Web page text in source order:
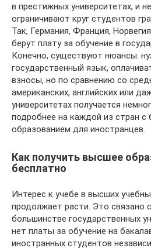
в престижных университетах, и
ограничивают круг студентов
Так, Германия, Франция,
берут плату за обучение в
Конечно, существуют нюансы:
государственный язык,
взносы, но по сравнению со
американских, английских или
университетах получается
подробнее на каждой из стран с
образованием для иностранцев.
Как получить высшее
бесплатно
Интерес к учебе в высших
продолжает расти. Это связано
большинстве государственных
нет платы за обучение на
иностранных студентов